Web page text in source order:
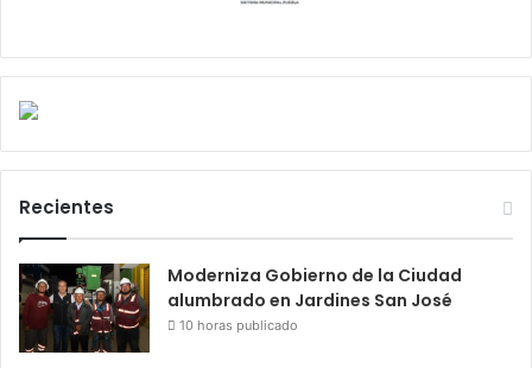
Recientes
Moderniza Gobierno de la Ciudad
alumbrado en Jardines San José
10 horas publicado